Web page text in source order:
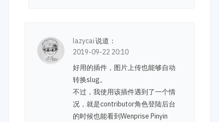
lazycai说道：
2019-09-22 20:10
好用的插件，图片上传也能够自动
转换slug。
不过，我使用该插件遇到了一个情
况，就是contributor角色登陆后台
的时候也能看到Wenprise Pinyin